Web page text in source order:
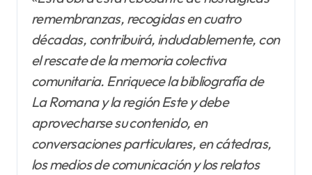
remembranzas, recogidas en cuatro
décadas, contribuirá, indudablemente, con
el rescate de la memoria colectiva
comunitaria. Enriquece la bibliografía de
La Romana y la región Este y debe
aprovecharse su contenido, en
conversaciones particulares, en cátedras,
los medios de comunicación y los relatos